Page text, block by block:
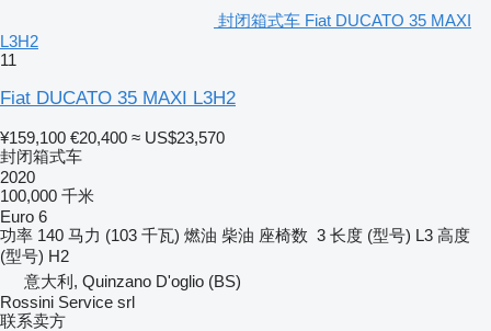
封闭箱式车 Fiat DUCATO 35 MAXI
L3H2
11
Fiat DUCATO 35 MAXI L3H2
¥159,100 €20,400 ≈ US$23,570
封闭箱式车
2020
100,000 千米
Euro 6
功率 140 马力 (103 千瓦) 燃油 柴油 座椅数 3 长度 (型号) L3 高度
(型号) H2
意大利, Quinzano D'oglio (BS)
Rossini Service srl
联系卖方